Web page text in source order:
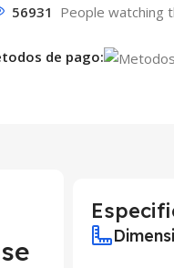
56931 People watching
de pago: